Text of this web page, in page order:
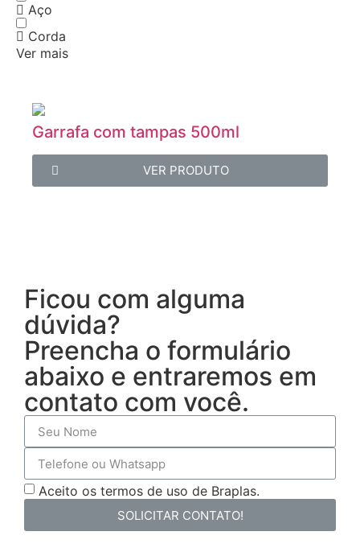
Aço
Corda
Ver mais
Garrafa com tampas 500ml
VER PRODUTO
Ficou com alguma
dúvida?
Preencha o formulário
abaixo e entraremos em
contato com você.
Aceito os termos de uso de Braplas.
SOLICITAR CONTATO!